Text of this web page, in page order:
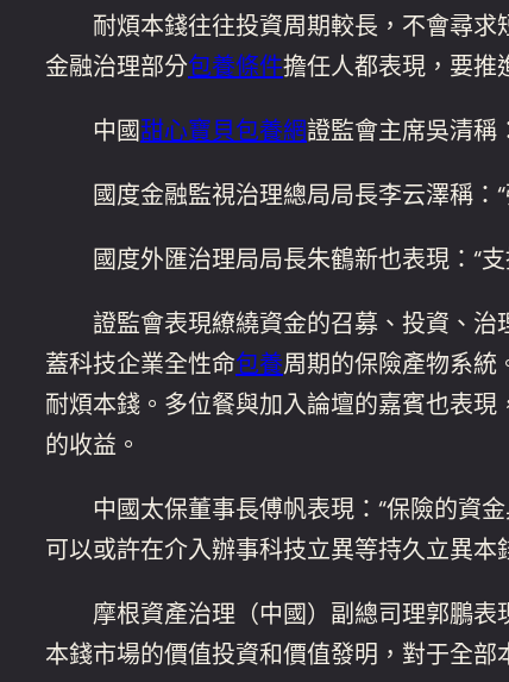
耐煩本錢往往投資周期較長，不會尋求
金融治理部分包養條件擔任人都表現，要推
中國甜心寶貝包養網證監會主席吳清稱
國度金融監視治理總局局長李云澤稱：“
國度外匯治理局局長朱鶴新也表現：“支
證監會表現繚繞資金的召募、投資、治
蓋科技企業全性命包養周期的保險產物系統
耐煩本錢。多位餐與加入論壇的嘉賓也表
的收益。
中國太保董事長傅帆表現：“保險的資金
可以或許在介入辦事科技立異等持久立異本
摩根資產治理（中國）副總司理郭鵬表
本錢市場的價值投資和價值發明，對于全